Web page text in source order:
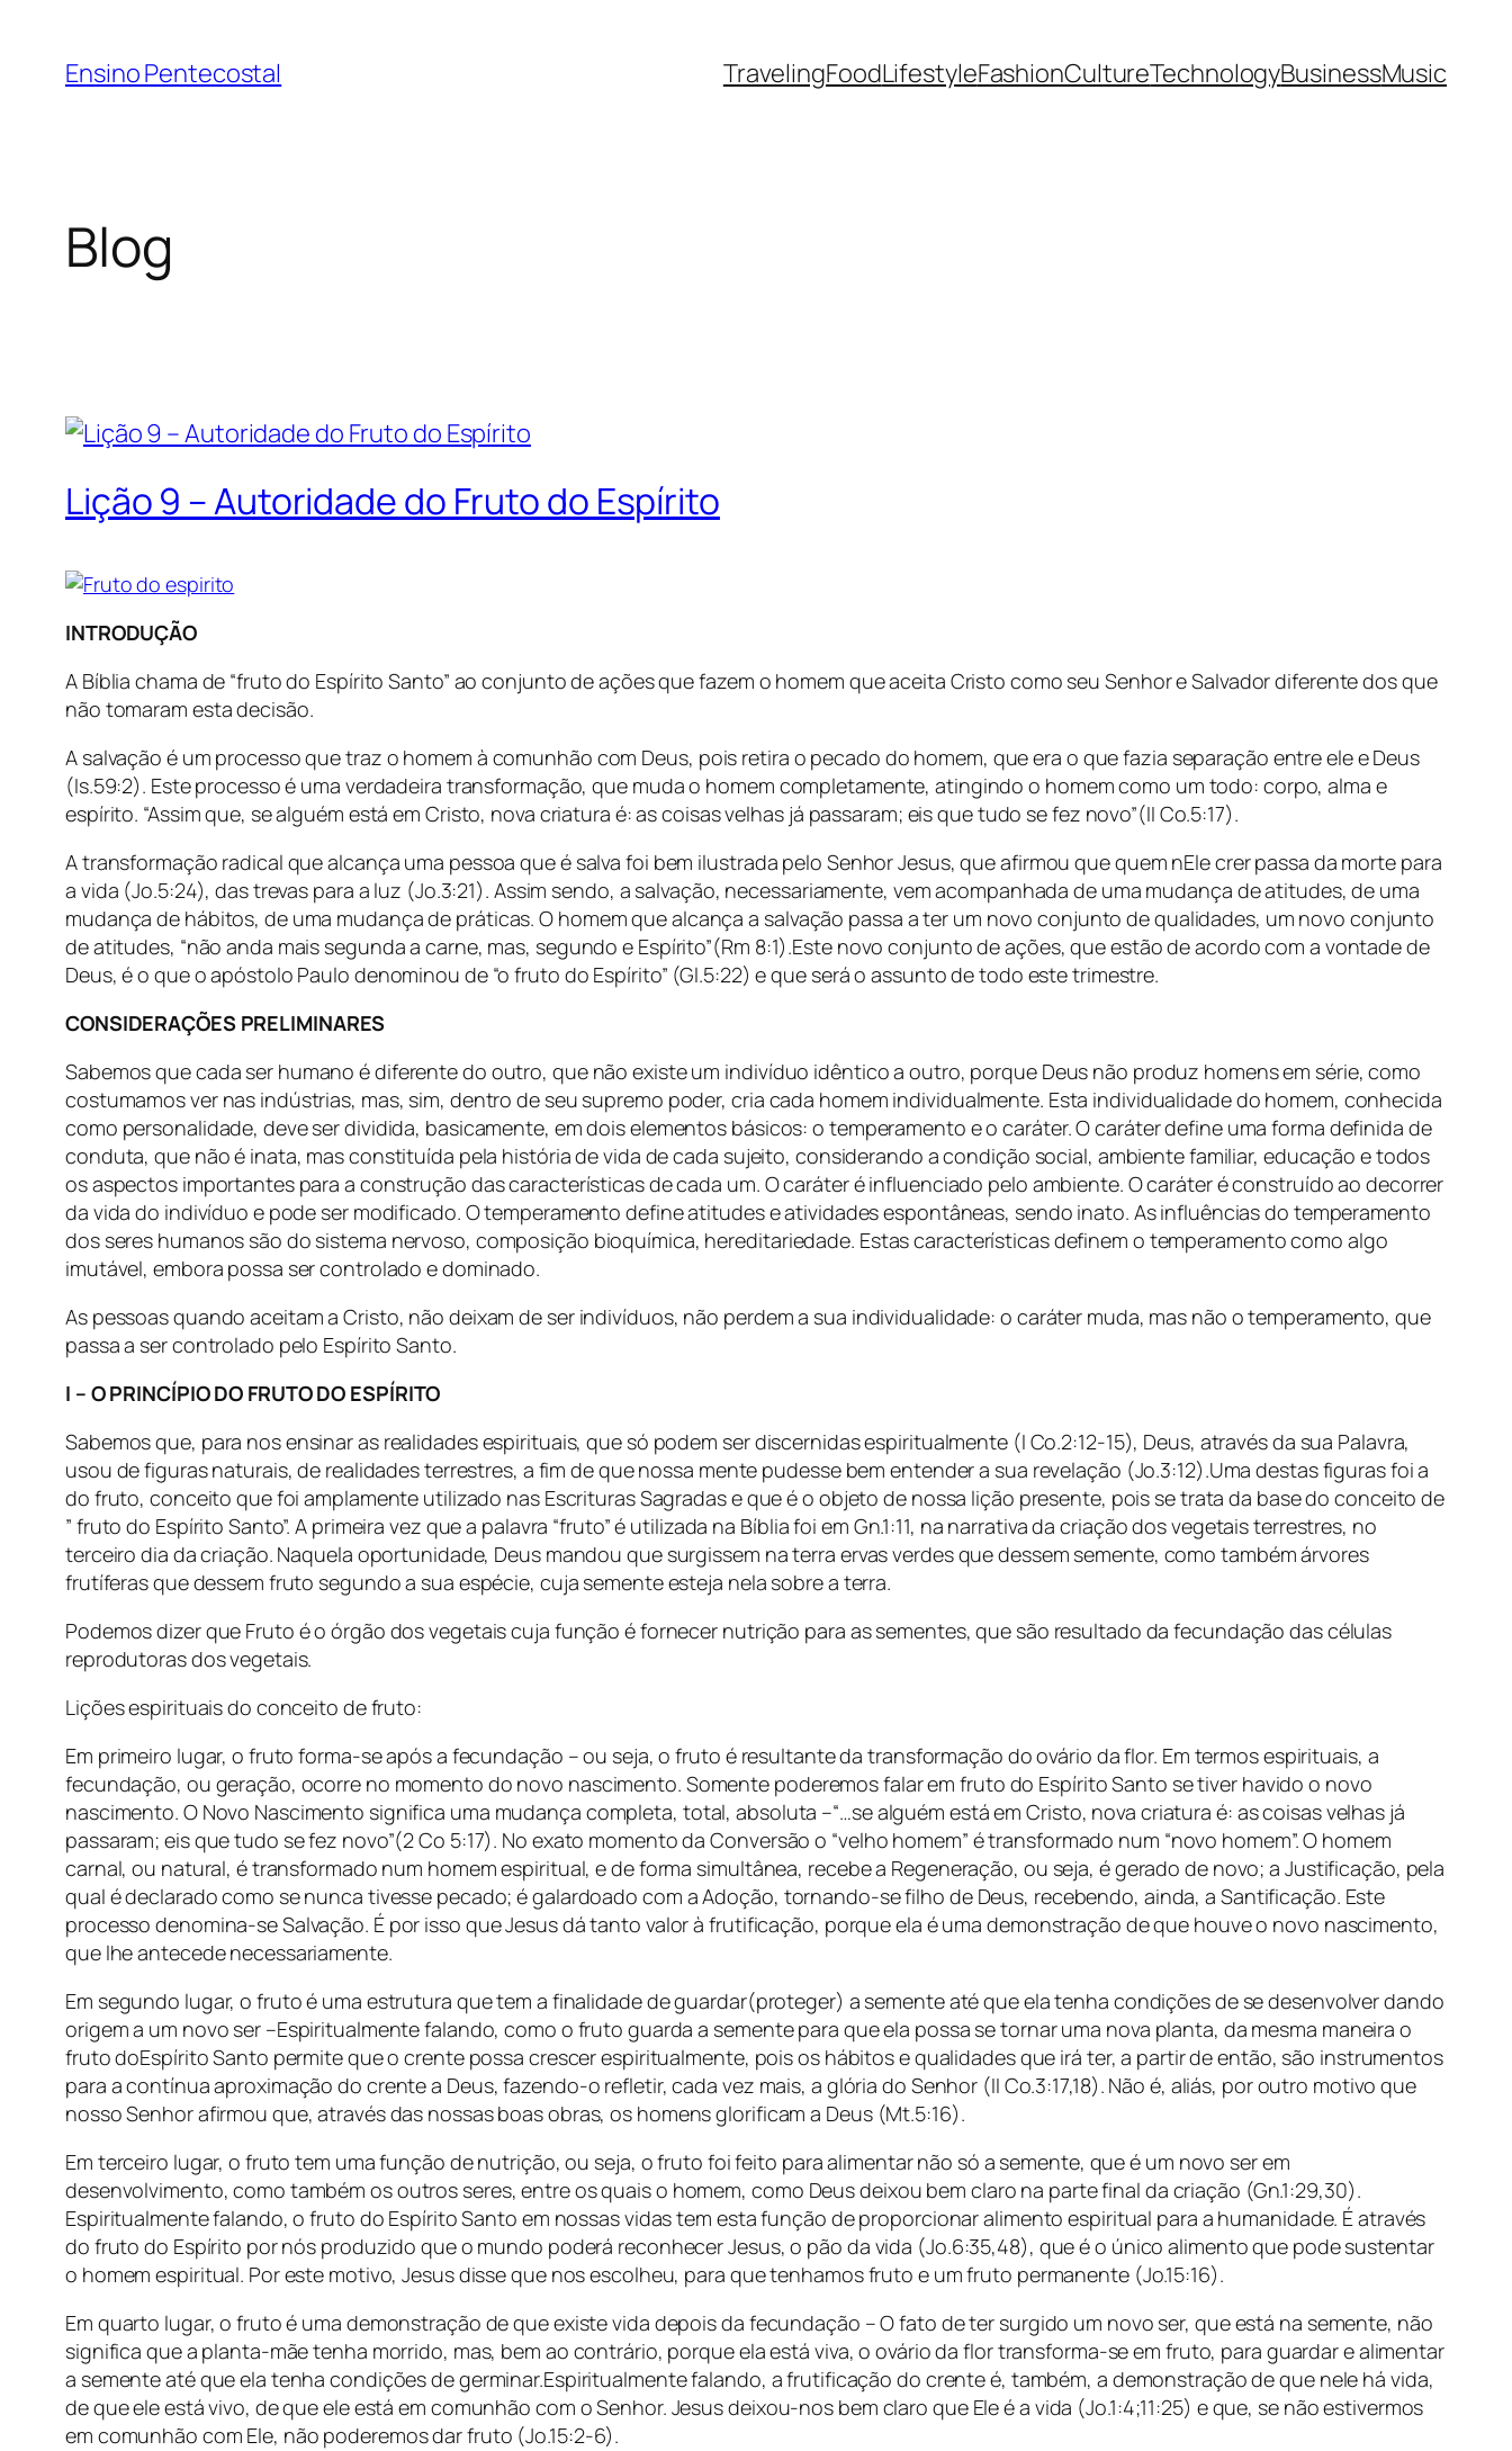
Ensino Pentecostal TravelingFoodLifestyleFashionCultureTechnologyBusinessMusic
Blog
Lição 9 – Autoridade do Fruto do Espírito
INTRODUÇÃO
A Bíblia chama de “fruto do Espírito Santo” ao conjunto de ações que fazem o homem que aceita Cristo como seu Senhor e Salvador diferente dos que
não tomaram esta decisão.
A salvação é um processo que traz o homem à comunhão com Deus, pois retira o pecado do homem, que era o que fazia separação entre ele e Deus
(Is.59:2). Este processo é uma verdadeira transformação, que muda o homem completamente, atingindo o homem como um todo: corpo, alma e
espírito. “Assim que, se alguém está em Cristo, nova criatura é: as coisas velhas já passaram; eis que tudo se fez novo”(II Co.5:17).
A transformação radical que alcança uma pessoa que é salva foi bem ilustrada pelo Senhor Jesus, que afirmou que quem nEle crer passa da morte para
a vida (Jo.5:24), das trevas para a luz (Jo.3:21). Assim sendo, a salvação, necessariamente, vem acompanhada de uma mudança de atitudes, de uma
mudança de hábitos, de uma mudança de práticas. O homem que alcança a salvação passa a ter um novo conjunto de qualidades, um novo conjunto
de atitudes, “não anda mais segunda a carne, mas, segundo e Espírito”(Rm 8:1).Este novo conjunto de ações, que estão de acordo com a vontade de
Deus, é o que o apóstolo Paulo denominou de “o fruto do Espírito” (Gl.5:22) e que será o assunto de todo este trimestre.
CONSIDERAÇÕES PRELIMINARES
Sabemos que cada ser humano é diferente do outro, que não existe um indivíduo idêntico a outro, porque Deus não produz homens em série, como
costumamos ver nas indústrias, mas, sim, dentro de seu supremo poder, cria cada homem individualmente. Esta individualidade do homem, conhecida
como personalidade, deve ser dividida, basicamente, em dois elementos básicos: o temperamento e o caráter. O caráter define uma forma definida de
conduta, que não é inata, mas constituída pela história de vida de cada sujeito, considerando a condição social, ambiente familiar, educação e todos
os aspectos importantes para a construção das características de cada um. O caráter é influenciado pelo ambiente. O caráter é construído ao decorrer
da vida do indivíduo e pode ser modificado. O temperamento define atitudes e atividades espontâneas, sendo inato. As influências do temperamento
dos seres humanos são do sistema nervoso, composição bioquímica, hereditariedade. Estas características definem o temperamento como algo
imutável, embora possa ser controlado e dominado.
As pessoas quando aceitam a Cristo, não deixam de ser indivíduos, não perdem a sua individualidade: o caráter muda, mas não o temperamento, que
passa a ser controlado pelo Espírito Santo.
I – O PRINCÍPIO DO FRUTO DO ESPÍRITO
Sabemos que, para nos ensinar as realidades espirituais, que só podem ser discernidas espiritualmente (I Co.2:12-15), Deus, através da sua Palavra,
usou de figuras naturais, de realidades terrestres, a fim de que nossa mente pudesse bem entender a sua revelação (Jo.3:12).Uma destas figuras foi a
do fruto, conceito que foi amplamente utilizado nas Escrituras Sagradas e que é o objeto de nossa lição presente, pois se trata da base do conceito de
” fruto do Espírito Santo”. A primeira vez que a palavra “fruto” é utilizada na Bíblia foi em Gn.1:11, na narrativa da criação dos vegetais terrestres, no
terceiro dia da criação. Naquela oportunidade, Deus mandou que surgissem na terra ervas verdes que dessem semente, como também árvores
frutíferas que dessem fruto segundo a sua espécie, cuja semente esteja nela sobre a terra.
Podemos dizer que Fruto é o órgão dos vegetais cuja função é fornecer nutrição para as sementes, que são resultado da fecundação das células
reprodutoras dos vegetais.
Lições espirituais do conceito de fruto:
Em primeiro lugar, o fruto forma-se após a fecundação – ou seja, o fruto é resultante da transformação do ovário da flor. Em termos espirituais, a
fecundação, ou geração, ocorre no momento do novo nascimento. Somente poderemos falar em fruto do Espírito Santo se tiver havido o novo
nascimento. O Novo Nascimento significa uma mudança completa, total, absoluta –“…se alguém está em Cristo, nova criatura é: as coisas velhas já
passaram; eis que tudo se fez novo”(2 Co 5:17). No exato momento da Conversão o “velho homem” é transformado num “novo homem”. O homem
carnal, ou natural, é transformado num homem espiritual, e de forma simultânea, recebe a Regeneração, ou seja, é gerado de novo; a Justificação, pela
qual é declarado como se nunca tivesse pecado; é galardoado com a Adoção, tornando-se filho de Deus, recebendo, ainda, a Santificação. Este
processo denomina-se Salvação. É por isso que Jesus dá tanto valor à frutificação, porque ela é uma demonstração de que houve o novo nascimento,
que lhe antecede necessariamente.
Em segundo lugar, o fruto é uma estrutura que tem a finalidade de guardar(proteger) a semente até que ela tenha condições de se desenvolver dando
origem a um novo ser –Espiritualmente falando, como o fruto guarda a semente para que ela possa se tornar uma nova planta, da mesma maneira o
fruto doEspírito Santo permite que o crente possa crescer espiritualmente, pois os hábitos e qualidades que irá ter, a partir de então, são instrumentos
para a contínua aproximação do crente a Deus, fazendo-o refletir, cada vez mais, a glória do Senhor (II Co.3:17,18). Não é, aliás, por outro motivo que
nosso Senhor afirmou que, através das nossas boas obras, os homens glorificam a Deus (Mt.5:16).
Em terceiro lugar, o fruto tem uma função de nutrição, ou seja, o fruto foi feito para alimentar não só a semente, que é um novo ser em
desenvolvimento, como também os outros seres, entre os quais o homem, como Deus deixou bem claro na parte final da criação (Gn.1:29,30).
Espiritualmente falando, o fruto do Espírito Santo em nossas vidas tem esta função de proporcionar alimento espiritual para a humanidade. É através
do fruto do Espírito por nós produzido que o mundo poderá reconhecer Jesus, o pão da vida (Jo.6:35,48), que é o único alimento que pode sustentar
o homem espiritual. Por este motivo, Jesus disse que nos escolheu, para que tenhamos fruto e um fruto permanente (Jo.15:16).
Em quarto lugar, o fruto é uma demonstração de que existe vida depois da fecundação – O fato de ter surgido um novo ser, que está na semente, não
significa que a planta-mãe tenha morrido, mas, bem ao contrário, porque ela está viva, o ovário da flor transforma-se em fruto, para guardar e alimentar
a semente até que ela tenha condições de germinar.Espiritualmente falando, a frutificação do crente é, também, a demonstração de que nele há vida,
de que ele está vivo, de que ele está em comunhão com o Senhor. Jesus deixou-nos bem claro que Ele é a vida (Jo.1:4;11:25) e que, se não estivermos
em comunhão com Ele, não poderemos dar fruto (Jo.15:2-6).